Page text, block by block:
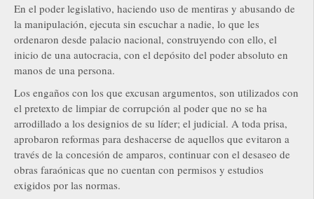
En el poder legislativo, haciendo uso de mentiras y abusando de
la manipulación, ejecuta sin escuchar a nadie, lo que les
ordenaron desde palacio nacional, construyendo con ello, el
inicio de una autocracia, con el depósito del poder absoluto en
manos de una persona.
Los engaños con los que excusan argumentos, son utilizados con
el pretexto de limpiar de corrupción al poder que no se ha
arrodillado a los designios de su líder; el judicial. A toda prisa,
aprobaron reformas para deshacerse de aquellos que evitaron a
través de la concesión de amparos, continuar con el desaseo de
obras faraónicas que no cuentan con permisos y estudios
exigidos por las normas.